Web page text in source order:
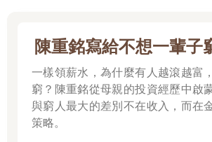
陳重銘寫給不想一輩子
一樣領薪水，為什麼有人越滾越富
窮？陳重銘從母親的投資經歷中啟
與窮人最大的差別不在收入，而在
策略。